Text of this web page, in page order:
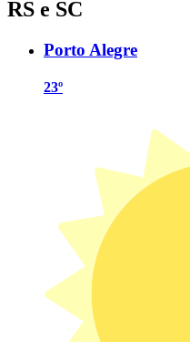
RS e SC
Porto Alegre
23º